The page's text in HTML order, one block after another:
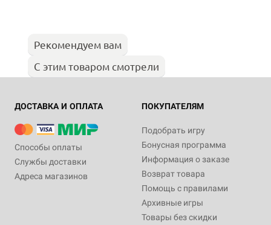
Рекомендуем вам
С этим товаром смотрели
ДОСТАВКА И ОПЛАТА
Способы оплаты
Службы доставки
Адреса магазинов
ПОКУПАТЕЛЯМ
Подобрать игру
Бонусная программа
Информация о заказе
Возврат товара
Помощь с правилами
Архивные игры
Товары без скидки